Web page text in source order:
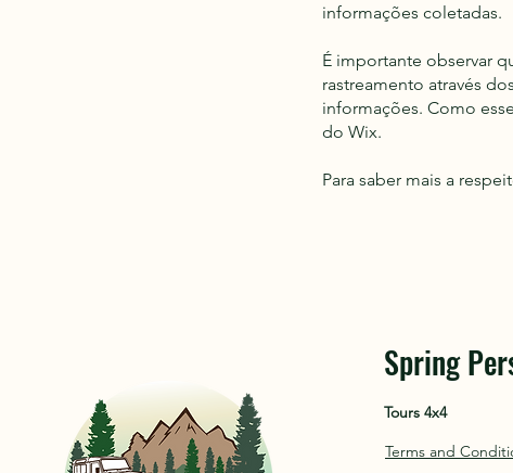
informações coletadas.
É importante observar
rastreamento através
informações. Como
do Wix.
Para saber mais a
Spring
Tours 4x4
Terms and